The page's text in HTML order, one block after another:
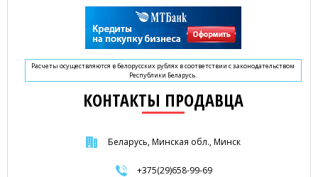
Расчеты осуществляются в белорусских рублях в соответствии с законодательством
Республики Беларусь.
КОНТАКТЫ ПРОДАВЦА
Беларусь, Минская обл., Минск
+375(29)658-99-69